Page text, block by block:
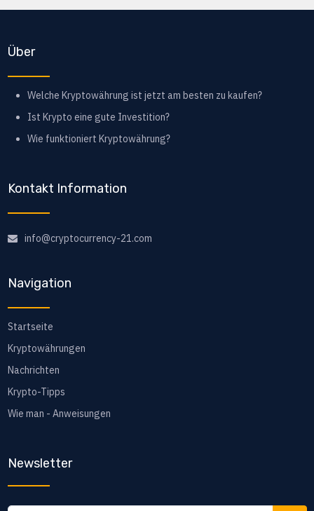
Über
Welche Kryptowährung ist jetzt am besten zu kaufen?
Ist Krypto eine gute Investition?
Wie funktioniert Kryptowährung?
Kontakt Information
info@cryptocurrency-21.com
Navigation
Startseite
Kryptowährungen
Nachrichten
Krypto-Tipps
Wie man - Anweisungen
Newsletter